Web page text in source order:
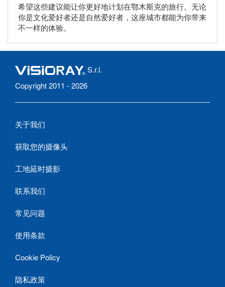
希望这些建议能让你更好地计划在鄂木斯克的旅行。无论
你是文化爱好者还是自然爱好者，这座城市都能为你带来
不一样的体验。
S.r.l.
Copyright 2011 - 2026
关于我们
获取您的摄像头
工地延时摄影
联系我们
常见问题
使用条款
Cookie Policy
隐私政策